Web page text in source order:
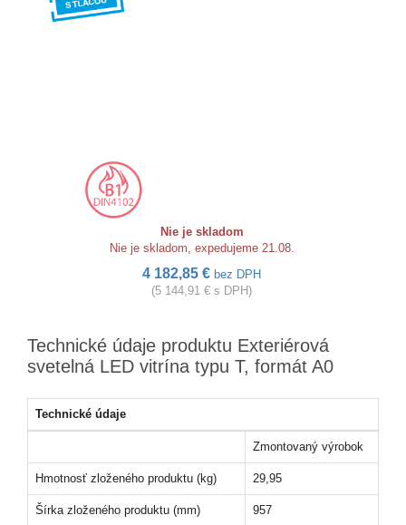
Nie je skladom
Nie je skladom, expedujeme 21.08.
4 182,85 € bez DPH
(5 144,91 € s DPH)
Technické údaje produktu Exteriérová
svetelná LED vitrína typu T, formát A0
Technické údaje
Zmontovaný výrobok
Hmotnosť zloženého produktu (kg) 29,95
Šírka zloženého produktu (mm) 957